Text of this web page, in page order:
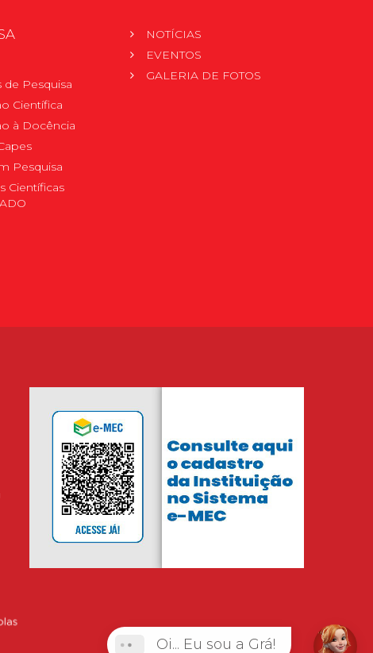
de Pesquisa
Científica
à Docência
Pesquisa
Científicas
NOTÍCIAS
EVENTOS
GALERIA DE FOTOS
Oi... Eu sou a Grá!